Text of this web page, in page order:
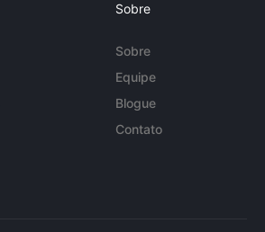
Sobre
Sobre
Equipe
Blogue
Contato